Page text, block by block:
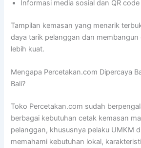
Informasi media sosial dan QR code
Tampilan kemasan yang menarik
daya tarik pelanggan dan membangun
lebih kuat.
Mengapa Percetakan.com Dipercaya
Bali?
Toko Percetakan.com sudah
berbagai kebutuhan cetak kemasan
pelanggan, khususnya pelaku UMKM
memahami kebutuhan lokal,